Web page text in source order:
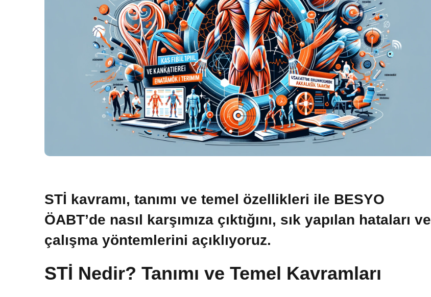
STİ kavramı, tanımı ve temel özellikleri ile BESYO
ÖABT’de nasıl karşımıza çıktığını, sık yapılan hataları ve
çalışma yöntemlerini açıklıyoruz.
STİ Nedir? Tanımı ve Temel Kavramları